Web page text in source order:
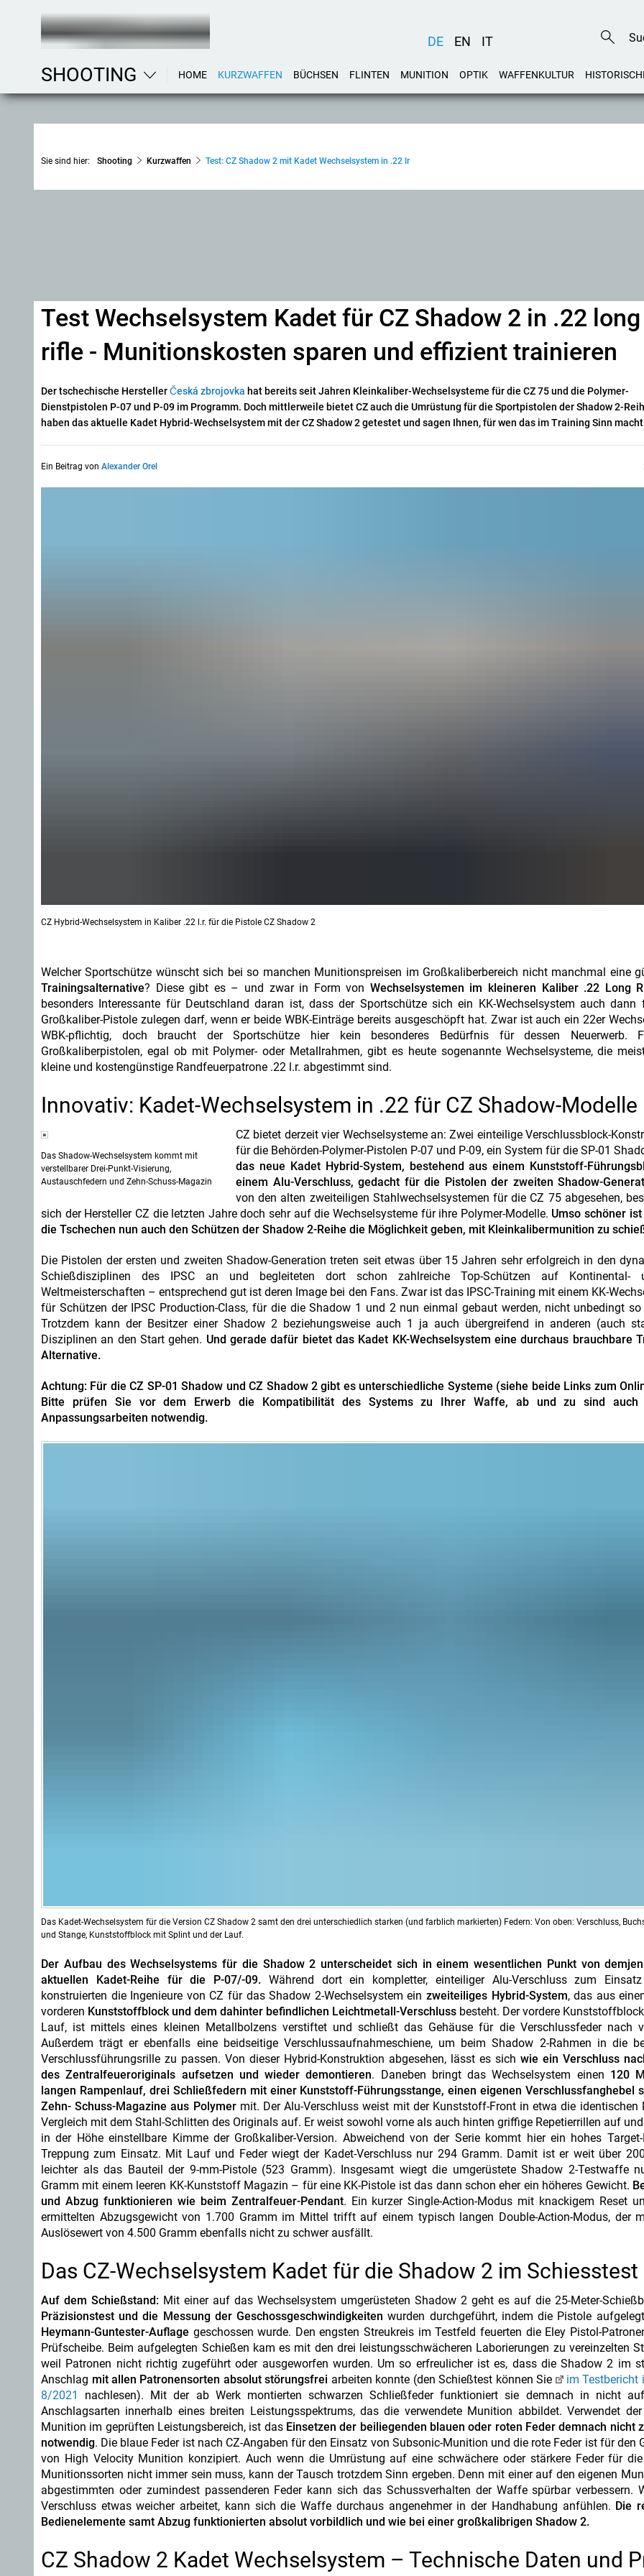
DE EN IT
SHOOTING HOME KURZWAFFEN BÜCHSEN FLINTEN MUNITION OPTIK WAFFENKULTUR
Sie sind hier: Shooting Kurzwaffen Test: CZ Shadow 2 mit Kadet Wechselsystem in .22 lr
Test Wechselsystem Kadet für CZ Shadow 2 in .22 long
rifle - Munitionskosten sparen und effizient trainieren
Der tschechische HerstellerČeská zbrojovka hat bereits seit Jahren Kleinkaliber-Wechselsysteme für die CZ 75 und die Polymer-
Dienstpistolen P-07 und P-09 im Programm. Doch mittlerweile bietet CZ auch die Umrüstung für die Sportpistolen der Shadow 2-
haben das aktuelle Kadet Hybrid-Wechselsystem mit der CZ Shadow 2 getestet und sagen Ihnen, für wen das im Training Sinn
Ein Beitrag von Alexander Orel
CZ Hybrid-Wechselsystem in Kaliber .22 l.r. für die Pistole CZ Shadow 2
Welcher Sportschütze wünscht sich bei so manchen Munitionspreisen im Großkaliberbereich nicht manchmal eine
Trainingsalternative? Diese gibt es – und zwar in Form von Wechselsystemen im kleineren Kaliber .22 Long
besonders Interessante für Deutschland daran ist, dass der Sportschütze sich ein KK-Wechselsystem auch dann
Großkaliber-Pistole zulegen darf, wenn er beide WBK-Einträge bereits ausgeschöpft hat. Zwar ist auch ein 22er
WBK-pflichtig, doch braucht der Sportschütze hier kein besonderes Bedürfnis für dessen Neuerwerb.
Großkaliberpistolen, egal ob mit Polymer- oder Metallrahmen, gibt es heute sogenannte Wechselsysteme, die
kleine und kostengünstige Randfeuerpatrone .22 l.r. abgestimmt sind.
Innovativ: Kadet-Wechselsystem in .22 für CZ Shadow-Modelle
Das Shadow-Wechselsystem kommt mit
verstellbarer Drei-Punkt-Visierung,
Austauschfedern und Zehn-Schuss-Magazin
CZ bietet derzeit vier Wechselsysteme an: Zwei einteilige Verschlussblock-
für die Behörden-Polymer-Pistolen P-07 und P-09, ein System für die SP-01
das neue Kadet Hybrid-System, bestehend aus einem Kunststoff-
einem Alu-Verschluss, gedacht für die Pistolen der zweiten Shadow-
von den alten zweiteiligen Stahlwechselsystemen für die CZ 75 abgesehen,
sich der Hersteller CZ die letzten Jahre doch sehr auf die Wechselsysteme für ihre Polymer-Modelle. Umso schöner
die Tschechen nun auch den Schützen der Shadow 2-Reihe die Möglichkeit geben, mit Kleinkalibermunition zu
Die Pistolen der ersten und zweiten Shadow-Generation treten seit etwas über 15 Jahren sehr erfolgreich in den
Schießdisziplinen des IPSC an und begleiteten dort schon zahlreiche Top-Schützen auf Kontinental-
Weltmeisterschaften – entsprechend gut ist deren Image bei den Fans. Zwar ist das IPSC-Training mit einem KK-
für Schützen der IPSC Production-Class, für die die Shadow 1 und 2 nun einmal gebaut werden, nicht unbedingt
Trotzdem kann der Besitzer einer Shadow 2 beziehungsweise auch 1 ja auch übergreifend in anderen (auch
Disziplinen an den Start gehen. Und gerade dafür bietet das Kadet KK-Wechselsystem eine durchaus brauchbare
Alternative.
Achtung: Für die CZ SP-01 Shadow und CZ Shadow 2 gibt es unterschiedliche Systeme (siehe beide Links zum
Bitte prüfen Sie vor dem Erwerb die Kompatibilität des Systems zu Ihrer Waffe, ab und zu sind auch
Anpassungsarbeiten notwendig.
Das Kadet-Wechselsystem für die Version CZ Shadow 2 samt den drei unterschiedlich starken (und farblich markierten) Federn: Von oben: Verschluss,
und Stange, Kunststoffblock mit Splint und der Lauf.
Der Aufbau des Wechselsystems für die Shadow 2 unterscheidet sich in einem wesentlichen Punkt von
aktuellen Kadet-Reihe für die P-07/-09. Während dort ein kompletter, einteiliger Alu-Verschluss zum
konstruierten die Ingenieure von CZ für das Shadow 2-Wechselsystem ein zweiteiliges Hybrid-System, das aus
vorderen Kunststoffblock und dem dahinter befindlichen Leichtmetall-Verschluss besteht. Der vordere
Lauf, ist mittels eines kleinen Metallbolzens verstiftet und schließt das Gehäuse für die Verschlussfeder nach
Außerdem trägt er ebenfalls eine beidseitige Verschlussaufnahmeschiene, um beim Shadow 2-Rahmen in die
Verschlussführungsrille zu passen. Von dieser Hybrid-Konstruktion abgesehen, lässt es sich wie ein Verschluss
des Zentralfeueroriginals aufsetzen und wieder demontieren. Daneben bringt das Wechselsystem einen 120
langen Rampenlauf, drei Schließfedern mit einer Kunststoff-Führungsstange, einen eigenen Verschlussfanghebel
Zehn- Schuss-Magazine aus Polymermit. Der Alu-Verschluss weist mit der Kunststoff-Front in etwa die identischen
Vergleich mit dem Stahl-Schlitten des Originals auf. Er weist sowohl vorne als auch hinten griffige Repetierrillen auf
in der Höhe einstellbare Kimme der Großkaliber-Version. Abweichend von der Serie kommt hier ein hohes
Treppung zum Einsatz. Mit Lauf und Feder wiegt der Kadet-Verschluss nur 294 Gramm. Damit ist er weit über
leichter als das Bauteil der 9-mm-Pistole (523 Gramm). Insgesamt wiegt die umgerüstete Shadow 2-Testwaffe
Gramm mit einem leeren KK-Kunststoff Magazin – für eine KK-Pistole ist das dann schon eher ein höheres Gewicht.
und Abzug funktionieren wie beim Zentralfeuer-Pendant. Ein kurzer Single-Action-Modus mit knackigem Reset
ermittelten Abzugsgewicht von 1.700 Gramm im Mittel trifft auf einem typisch langen Double-Action-Modus, der
Auslösewert von 4.500 Gramm ebenfalls nicht zu schwer ausfällt.
Das CZ-Wechselsystem Kadet für die Shadow 2 im Schiesstest
Auf dem Schießstand: Mit einer auf das Wechselsystem umgerüsteten Shadow 2 geht es auf die 25-Meter-
Präzisionstest und die Messung der Geschossgeschwindigkeiten wurden durchgeführt, indem die Pistole
Heymann-Guntester-Auflage geschossen wurde. Den engsten Streukreis im Testfeld feuerten die Eley Pistol-
Prüfscheibe. Beim aufgelegten Schießen kam es mit den drei leistungsschwächeren Laborierungen zu vereinzelten
weil Patronen nicht richtig zugeführt oder ausgeworfen wurden. Um so erfreulicher ist es, dass die Shadow 2 im
Anschlag mit allen Patronensorten absolut störungsfrei arbeiten konnte (den Schießtest können Sie
im Testbericht
8/2021
nachlesen). Mit der ab Werk montierten schwarzen Schließfeder funktioniert sie demnach in nicht
Anschlagsarten innerhalb eines breiten Leistungsspektrums, das die verwendete Munition abbildet. Verwendet
Munition im geprüften Leistungsbereich, ist das Einsetzen der beiliegenden blauen oder roten Feder demnach nicht
notwendig. Die blaue Feder ist nach CZ-Angaben für den Einsatz von Subsonic-Munition und die rote Feder ist für den
von High Velocity Munition konzipiert. Auch wenn die Umrüstung auf eine schwächere oder stärkere Feder für
Munitionssorten nicht immer sein muss, kann der Tausch trotzdem Sinn ergeben. Denn mit einer auf den eigenen
abgestimmten oder zumindest passenderen Feder kann sich das Schussverhalten der Waffe spürbar verbessern.
Verschluss etwas weicher arbeitet, kann sich die Waffe durchaus angenehmer in der Handhabung anfühlen. Die
Bedienelemente samt Abzug funktionierten absolut vorbildlich und wie bei einer großkalibrigen Shadow 2.
CZ Shadow 2 Kadet Wechselsystem – Technische Daten und